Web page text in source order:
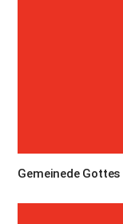
Gemeinede